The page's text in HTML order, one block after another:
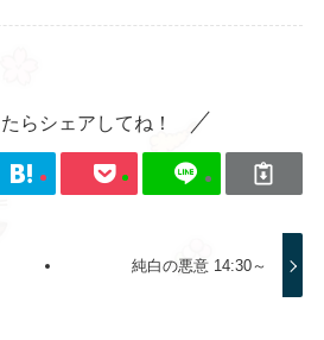
らシェアしてね！
純白の悪意 14:30～